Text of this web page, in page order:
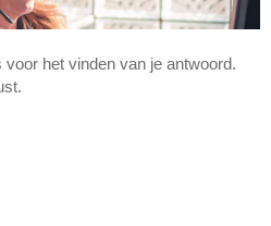
het vinden van je antwoord.